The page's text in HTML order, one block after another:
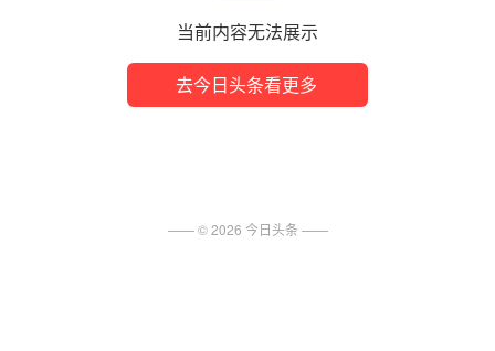
当前内容无法展示
去今日头条看更多
—— ©2026 今日头条 ——